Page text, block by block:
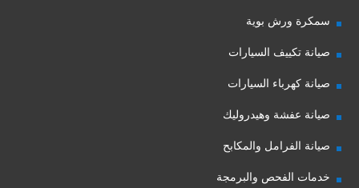
سمكرة ورش بوية
صيانة تكييف السيارات
صيانة كهرباء السيارات
صيانة عفشة وهيدروليك
صيانة الفرامل والمكابح
خدمات الفحص والبرمجة